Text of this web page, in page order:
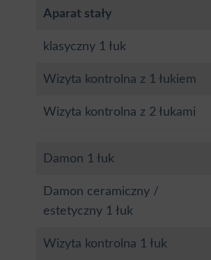
Aparat stały
klasyczny 1 łuk
Wizyta kontrolna z 1 łukiem
Wizyta kontrolna z 2 łukami
Damon 1 łuk
Damon ceramiczny /
estetyczny 1 łuk
Wizyta kontrolna 1 łuk